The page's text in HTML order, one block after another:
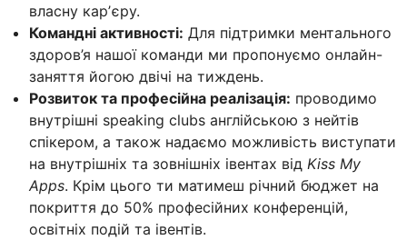
власну карʼєру.
Командні активності: Для підтримки ментального
здоров’я нашої команди ми пропонуємо онлайн-
заняття йогою двічі на тиждень.
Розвиток та професійна реалізація: проводимо
внутрішні speaking clubs англійською з нейтів
спікером, а також надаємо можливість виступати
на внутрішніх та зовнішніх івентах від Kiss My
Apps. Крім цього ти матимеш річний бюджет на
покриття до 50% професійних конференцій,
освітніх подій та івентів.